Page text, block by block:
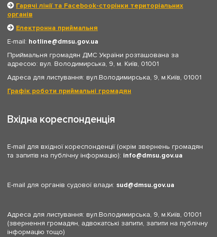
Гарячі лінії та Facebook-сторінки територіальних
органів
Електронна приймальня
E-mail: hotline
dmsu.gov.ua
Приймальня громадян ДМС України розташована за
адресою: вул. Володимирська, 9, м. Київ, 01001
Адреса для листування: вул.Володимирська, 9, м.Київ, 01001
Графік роботи приймальні громадян
Вхідна кореспонденція
E-mail для вхідної кореспонденції (окрім звернень громадян
та запитів на публічну інформацію): info dmsu.gov.ua
E-mail для органів судової влади: sud dmsu.gov.ua
Адреса для листування: вул.Володимирська, 9, м.Київ, 01001
(звернення громадян, адвокатські запити, запити на публічну
інформацію тощо)